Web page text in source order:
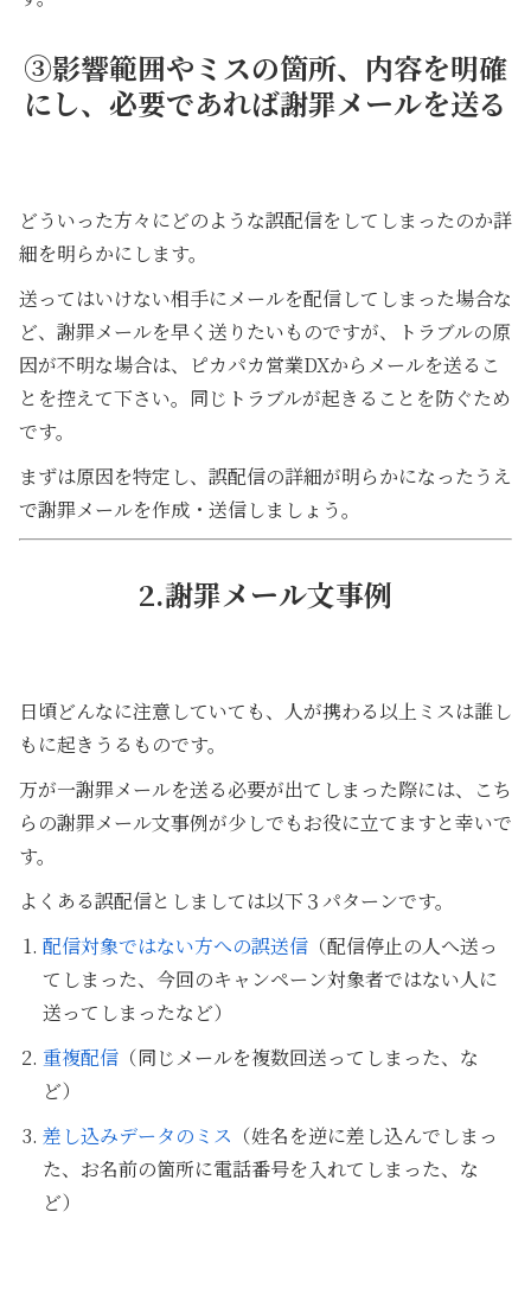
③影響範囲やミスの箇所、内容を明確
にし、必要であれば謝罪メールを送る
どういった方々にどのような誤配信をしてしまったのか詳
細を明らかにします。
送ってはいけない相手にメールを配信してしまった場合な
ど、謝罪メールを早く送りたいものですが、トラブルの原
因が不明な場合は、ピカパカ営業DXからメールを送るこ
とを控えて下さい。同じトラブルが起きることを防ぐため
です。
まずは原因を特定し、誤配信の詳細が明らかになったうえ
で謝罪メールを作成・送信しましょう。
2.謝罪メール文事例
日頃どんなに注意していても、人が携わる以上ミスは誰し
もに起きうるものです。
万が一謝罪メールを送る必要が出てしまった際には、こち
らの謝罪メール文事例が少しでもお役に立てますと幸いで
す。
よくある誤配信としましては以下３パターンです。
配信対象ではない方への誤送信 （配信停止の人へ送っ
てしまった、今回のキャンペーン対象者ではない人に
送ってしまったなど）
重複配信 （同じメールを複数回送ってしまった、な
ど）
差し込みデータのミス （姓名を逆に差し込んでしまっ
た、お名前の箇所に電話番号を入れてしまった、な
ど）